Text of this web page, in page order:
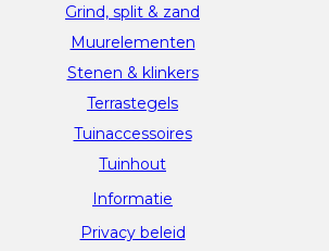
Grind, split & zand
Muurelementen
Stenen & klinkers
Terrastegels
Tuinaccessoires
Tuinhout
Informatie
Privacy beleid